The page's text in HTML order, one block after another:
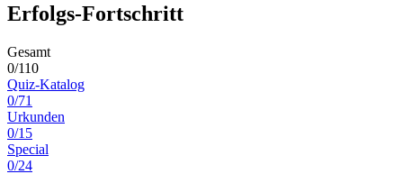
Erfolgs-Fortschritt
Gesamt
0/110
Quiz-Katalog
0/71
Urkunden
0/15
Special
0/24